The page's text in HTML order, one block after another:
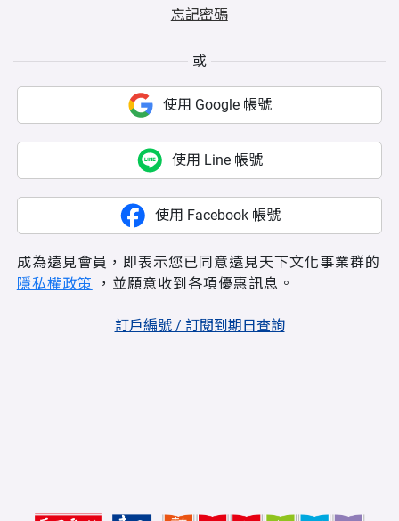
忘記密碼
或
使用 Google 帳號
使用 Line 帳號
使用 Facebook 帳號
成為遠見會員，即表示您已同意遠見天下文化事業群的
隱私權政策 ，並願意收到各項優惠訊息。
訂戶編號 / 訂閱到期日查詢